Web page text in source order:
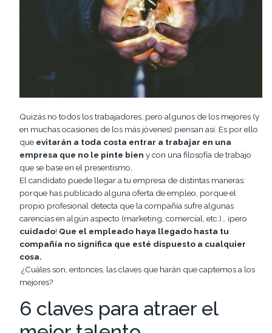
Quizás no todos los trabajadores, pero algunos de los mejores (y
en muchas ocasiones de los más jóvenes) piensan así. Es por ello
que evitarán a toda costa entrar a trabajar en una
empresa que no le pinte bien y con una filosofía de trabajo
que se base en el presentismo.
El candidato puede llegar a tu empresa de distintas maneras:
porque has publicado alguna oferta de empleo, porque el
propio profesional detecta que la compañía sufre algunas
carencias en algún aspecto (marketing, comercial, etc.)… ¡pero
cuidado! Que el empleado haya llegado hasta tu
compañía no significa que esté dispuesto a cualquier
cosa.
¿Cuáles son, entonces, las claves que harán que captemos a los
mejores?
6 claves para atraer el